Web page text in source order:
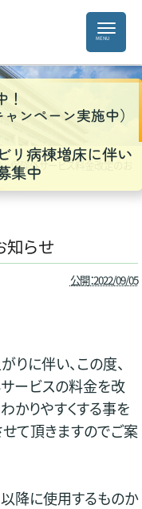
» 保険外サービス料金改定のお
らせ
公開：2022/09/05
に伴い、この度、
ービスの料金を改
かりやすくする事を
て頂きますのでご案
降に使用するものか
ャンペーン実施中）
リ病棟増床に伴い
集中